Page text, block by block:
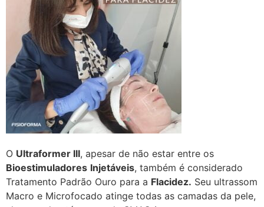
O Ultraformer III, apesar de não estar entre os
Bioestimuladores Injetáveis, também é considerado
Tratamento Padrão Ouro para a Flacidez. Seu ultrassom
Macro e Microfocado atinge todas as camadas da pele,